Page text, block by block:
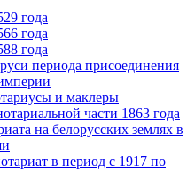
года
года
года
периода присоединения
и маклеры
части 1863 года
на белорусских землях в
в период с 1917 по